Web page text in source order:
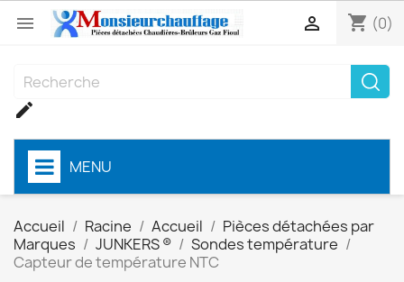
 shopping_cart (0)


MENU
Accueil Racine Accueil
Pièces détachées par
Marques
JUNKERS ®
Sondes température
Capteur de température NTC